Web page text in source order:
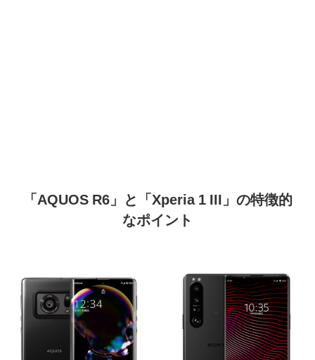
「AQUOS R6」と「Xperia 1 III」の特徴的
なポイント